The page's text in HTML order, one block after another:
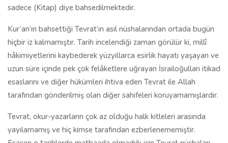
sadece (Kitap) diye bahsedilmektedir.
Kur’an’ın bahsettiği Tevrat’ın asıl nüshalarından ortada bugün
hiçbir iz kalmamıştır. Tarih incelendiği zaman görülür ki, millî
hâkimiyetlerini kaybederek yüzyıllarca esirlik hayatı yaşayan ve
uzun süre içinde pek çok felâketlere uğrayan İsrailoğulları itikad
esaslarını ve diğer hükümleri ihtiva eden Tevrat ile Allah
tarafından gönderilmiş olan diğer sahifeleri koruyamamışlardır.
Tevrat, okur-yazarların çok az olduğu halk kitleleri arasında
yayılamamış ve hiç kimse tarafından ezberlenememiştir.